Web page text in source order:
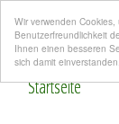
Wir verwenden
Benutzerfreundlichkeit
Ihnen einen besseren
sich damit einverstanden.
Startseite